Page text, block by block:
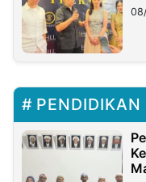
PENDIDIKAN